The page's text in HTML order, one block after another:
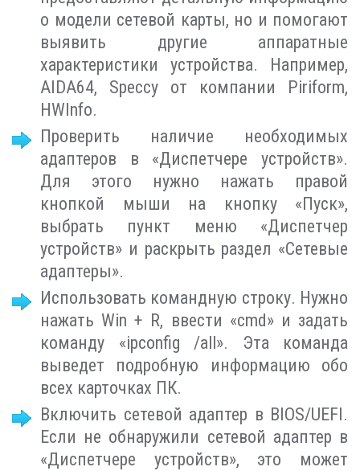
о модели сетевой карты, но и помогают
выявить другие аппаратные
характеристики устройства. Например,
AIDA64, Speccy от компании Piriform,
HWInfo.
Проверить наличие необходимых
адаптеров в «Диспетчере устройств».
Для этого нужно нажать правой
кнопкой мыши на кнопку «Пуск»,
выбрать пункт меню «Диспетчер
устройств» и раскрыть раздел «Сетевые
адаптеры».
Использовать командную строку. Нужно
нажать Win + R, ввести «cmd» и задать
команду «ipconfig /all». Эта команда
выведет подробную информацию обо
всех карточках ПК.
Включить сетевой адаптер в BIOS/UEFI.
Если не обнаружили сетевой адаптер в
«Диспетчере устройств», это может